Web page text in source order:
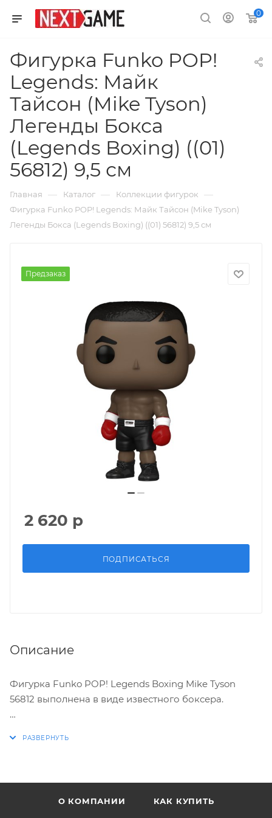
0
Фигурка Funko POP!
Legends: Майк
Тайсон (Mike Tyson)
Легенды Бокса
(Legends Boxing) ((01)
56812) 9,5 см
Главная — Каталог — Коллекции фигурок —
Фигурка Funko POP! Legends: Майк Тайсон (Mike Tyson)
Легенды Бокса (Legends Boxing) ((01) 56812) 9,5 см
Предзаказ
2 620 р
ПОДПИСАТЬСЯ
Описание
Фигурка Funko POP! Legends Boxing Mike Tyson
56812 выполнена в виде известного боксера.
* Разработчик/Издатель: Funko
О КОМПАНИИ КАК КУПИТЬ